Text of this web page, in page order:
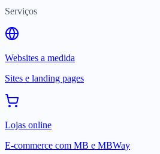
Serviços
Websites a medida
Sites e landing pages
Lojas online
E-commerce com MB e MBWay